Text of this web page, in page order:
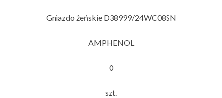
Gniazdo żeńskie D38999/24WC08SN
AMPHENOL
0
szt.